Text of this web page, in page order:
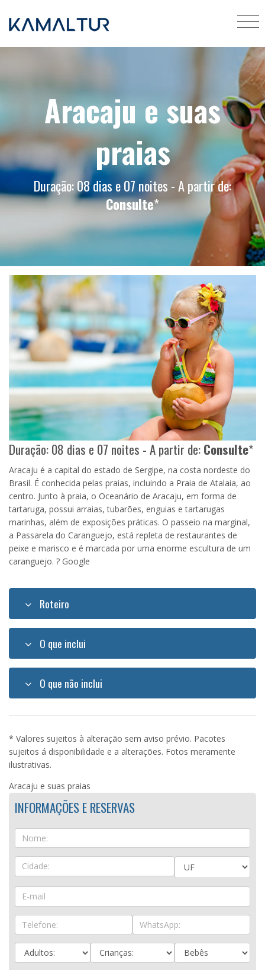
Aracaju e suas
praias
Duração: 08 dias e 07 noites - A partir de:
Consulte*
Duração: 08 dias e 07 noites - A partir de:Consulte*
Aracaju é a capital do estado de Sergipe, na costa nordeste do
Brasil. É conhecida pelas praias, incluindo a Praia de Atalaia, ao
centro. Junto à praia, o Oceanário de Aracaju, em forma de
tartaruga, possui arraias, tubarões, enguias e tartarugas
marinhas, além de exposições práticas. O passeio na marginal,
a Passarela do Caranguejo, está repleta de restaurantes de
peixe e marisco e é marcada por uma enorme escultura de um
caranguejo. ? Google
Roteiro
O que inclui
O que não inclui
* Valores sujeitos à alteração sem aviso prévio. Pacotes
sujeitos á disponibilidade e a alterações. Fotos meramente
ilustrativas.
Aracaju e suas praias
INFORMAÇÕES E RESERVAS